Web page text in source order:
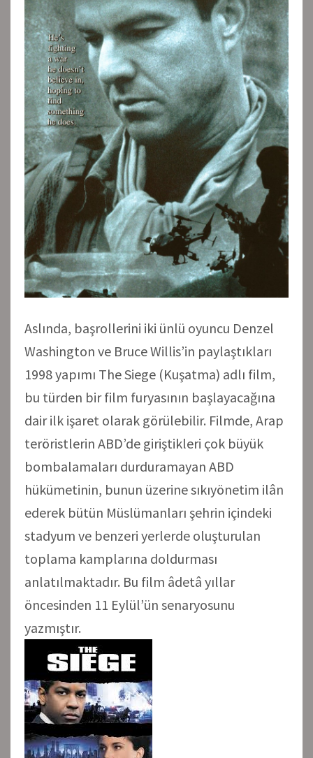
Aslında, başrollerini iki ünlü oyuncu Denzel
Washington ve Bruce Willis’in paylaştıkları
1998 yapımı The Siege (Kuşatma) adlı film,
bu türden bir film furyasının başlayacağına
dair ilk işaret olarak görülebilir. Filmde, Arap
teröristlerin ABD’de giriştikleri çok büyük
bombalamaları durduramayan ABD
hükümetinin, bunun üzerine sıkıyönetim ilân
ederek bütün Müslümanları şehrin içindeki
stadyum ve benzeri yerlerde oluşturulan
toplama kamplarına doldurması
anlatılmaktadır. Bu film âdetâ yıllar
öncesinden 11 Eylül’ün senaryosunu
yazmıştır.